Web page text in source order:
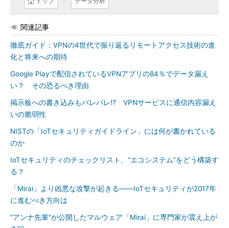
関連記事
徹底ガイド：VPNの4世代で振り返るリモートアクセス技術の進
化と将来への期待
Google Playで配信されているVPNアプリの84％でデータ漏え
い？ その恐るべき理由
掲示板への書き込みもバレバレ!? VPNサービスに通信内容漏え
いの脆弱性
NISTの「IoTセキュリティガイドライン」には何が書かれている
のか
IoTセキュリティのチェックリスト、“エコシステム”をどう構築す
る？
「Mirai」より凶悪な攻撃が起きる――IoTセキュリティが2017年
に進むべき方向は
“アンナ先輩”が公開したマルウェア「Mirai」に専門家が震え上が